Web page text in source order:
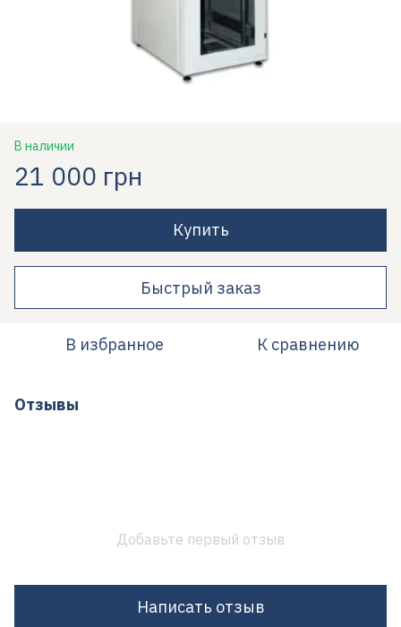
В наличии
21 000 грн
Купить
Быстрый заказ
В избранное К сравнению
Отзывы
Добавьте первый отзыв
Написать отзыв